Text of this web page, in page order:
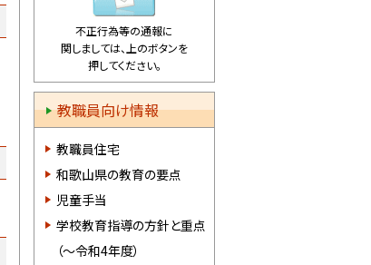
不正行為等の通報に
関しましては、上のボタンを
押してください。
教職員向け情報
教職員住宅
和歌山県の教育の要点
児童手当
学校教育指導の方針と重点
（～令和4年度）